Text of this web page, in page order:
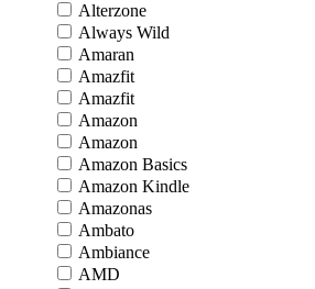
Alterzone
Always Wild
Amaran
Amazfit
Amazfit
Amazon
Amazon
Amazon Basics
Amazon Kindle
Amazonas
Ambato
Ambiance
AMD